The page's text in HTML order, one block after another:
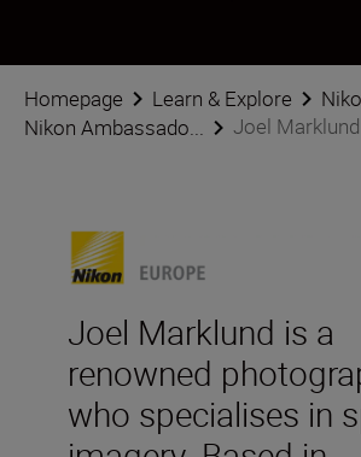
Homepage Learn & Explore
Nikon Ambassado...
Joel Marklund
Joel Marklund is a
renowned
who specialises in